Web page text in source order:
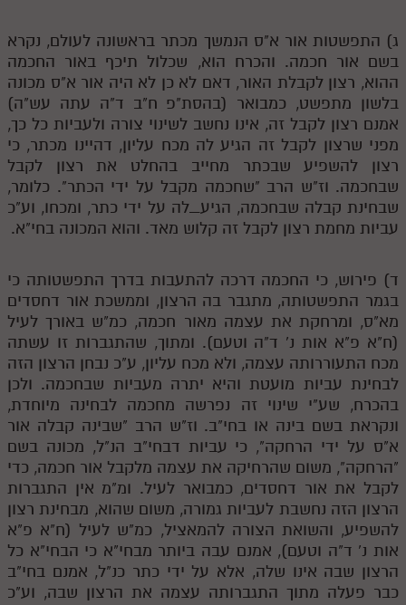
תלמוד עשר הספירות חלק יג
תלמוד עשר הספירות חלק יד
תלמוד עשר הספירות חלק טו
תלמוד עשר הספירות חלק טז
בית שער הכוונות
אודות האתר
בעל הסולם
אתר הבית
דף היומי בזוהר הקדוש
ג) התפשטות אור א"ס הנמשך מכתר בראשונה לעולם, נקרא
בשם אור חכמה. והכרח הוא, שכלול תיכף באור החכמה
ההוא, רצון לקבלת האור, דאם לא כן לא היה אור א"ס מכונה
בלשון מתפשט, כמבואר (בהסת"פ ח"ב ד"ה עתה עש"ה)
אמנם רצון לקבל זה, אינו נחשב לשינוי צורה ולעביות כל כך,
מפני שרצון לקבל זה הגיע לה מכח עליון, דהיינו מכתר, כי
רצון להשפיע שבכתר מחייב בהחלט את רצון לקבל
שבחכמה. וז"ש הרב "שחכמה מקבל על ידי הכתר". כלומר,
שבחינת קבלה שבחכמה, הגיע_לה על ידי כתר, ומכחו, וע"כ
עביות מחמת רצון לקבל זה קלוש מאד. והוא המכונה בחי"א.
ד) פירוש, כי החכמה דרכה להתעבות בדרך התפשטותה כי
בגמר התפשטותה, מתגבר בה הרצון, וממשכת אור דחסדים
מא"ס, ומרחקת את עצמה מאור חכמה, כמ"ש באורך לעיל
(ח"א פ"א אות נ' ד"ה וטעם). ומתוך, שהתגברות זו עשתה
מכח התעוררותה עצמה, ולא מכח עליון, ע"כ נבחן הרצון הזה
לבחינת עביות מועטת והיא יתרה מעביות שבחכמה. ולכן
בהכרח, שע"י שינוי זה נפרשה מחכמה לבחינה מיוחדת,
ונקראת בשם בינה או בחי"ב. וז"ש הרב "שבינה קבלה אור
א"ס על ידי הרחקה", כי עביות דבחי"ב הנ"ל, מכונה בשם
"הרחקה", משום שהרחיקה את עצמה מלקבל אור חכמה, כדי
לקבל את אור דחסדים, כמבואר לעיל. ומ"מ אין התגברות
הרצון הזה נחשבת לעביות גמורה, משום שהוא, מבחינת רצון
להשפיע, והשואת הצורה להמאציל, כמ"ש לעיל (ח"א פ"א
אות נ' ד"ה וטעם), אמנם עבה ביותר מבחי"א כי הבחי"א כל
הרצון שבה אינו שלה, אלא על ידי כתר כנ"ל, אמנם בחי"ב
כבר פעלה מתוך התגברותה עצמה את הרצון שבה, וע"כ